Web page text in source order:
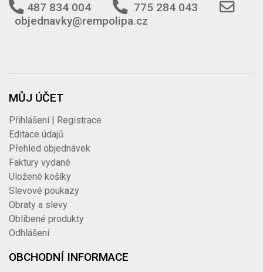
487 834 004
775 284 043
objednavky@rempolipa.cz
MŮJ ÚČET
Přihlášení | Registrace
Editace údajů
Přehled objednávek
Faktury vydané
Uložené košíky
Slevové poukazy
Obraty a slevy
Oblíbené produkty
Odhlášení
OBCHODNÍ INFORMACE